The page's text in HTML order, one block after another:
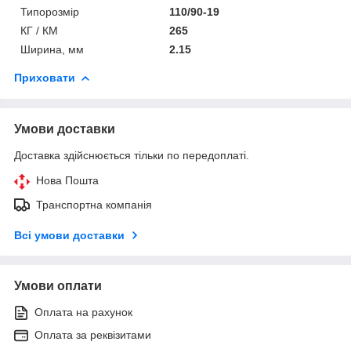
Типорозмір
110/90-19
КГ / КМ
265
Ширина, мм
2.15
Приховати
Умови доставки
Доставка здійснюється тільки по передоплаті.
Нова Пошта
Транспортна компанія
Всі умови доставки
Умови оплати
Оплата на рахунок
Оплата за реквізитами